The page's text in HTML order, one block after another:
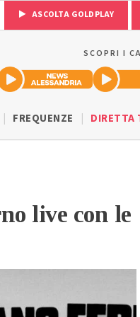
ASCOLTA GOLDPLAY
SCOPRI I
FREQUENZE DIRETTA
live con le